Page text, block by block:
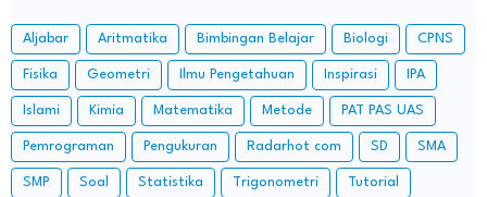
Aljabar Aritmatika Bimbingan Belajar Biologi CPNS
Fisika Geometri Ilmu Pengetahuan Inspirasi IPA
Islami Kimia Matematika Metode PAT PAS UAS
Pemrograman Pengukuran Radarhot com SD SMA
SMP Soal Statistika Trigonometri Tutorial